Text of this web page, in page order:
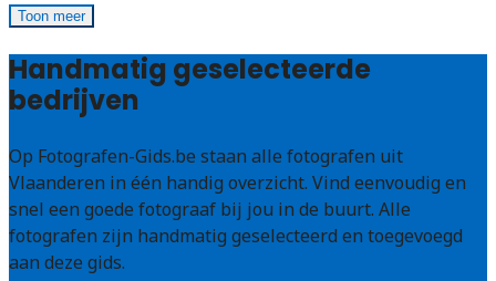
Toon meer
Handmatig geselecteerde
bedrijven
Op Fotografen-Gids.be staan alle fotografen uit
Vlaanderen in één handig overzicht. Vind eenvoudig en
snel een goede fotograaf bij jou in de buurt. Alle
fotografen zijn handmatig geselecteerd en toegevoegd
aan deze gids.